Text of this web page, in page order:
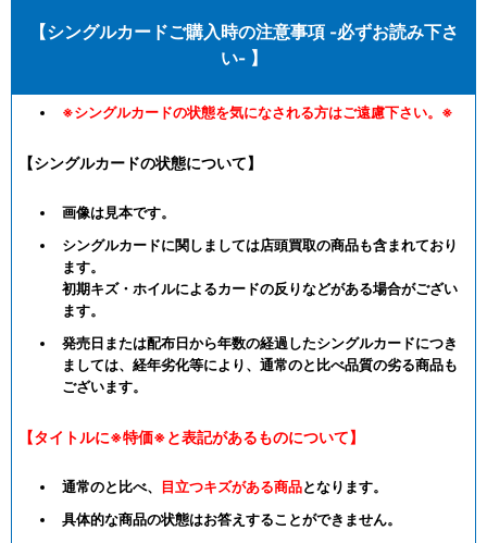
【シングルカードご購入時の注意事項 -必ずお読み下さ
い- 】
※シングルカードの状態を気になされる方はご遠慮下さい。※
【シングルカードの状態について】
画像は見本です。
シングルカードに関しましては店頭買取の商品も含まれており
ます。
初期キズ・ホイルによるカードの反りなどがある場合がござい
ます。
発売日または配布日から年数の経過したシングルカードにつき
ましては、経年劣化等により、通常のと比べ品質の劣る商品も
ございます。
【タイトルに※特価※と表記があるものについて】
通常のと比べ、 目立つキズがある商品となります。
具体的な商品の状態はお答えすることができません。